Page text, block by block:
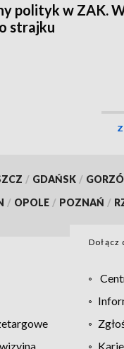
polityk w ZAK.
strajku
/ GDAŃSK /
/ OPOLE / POZNAŃ /
Dołącz